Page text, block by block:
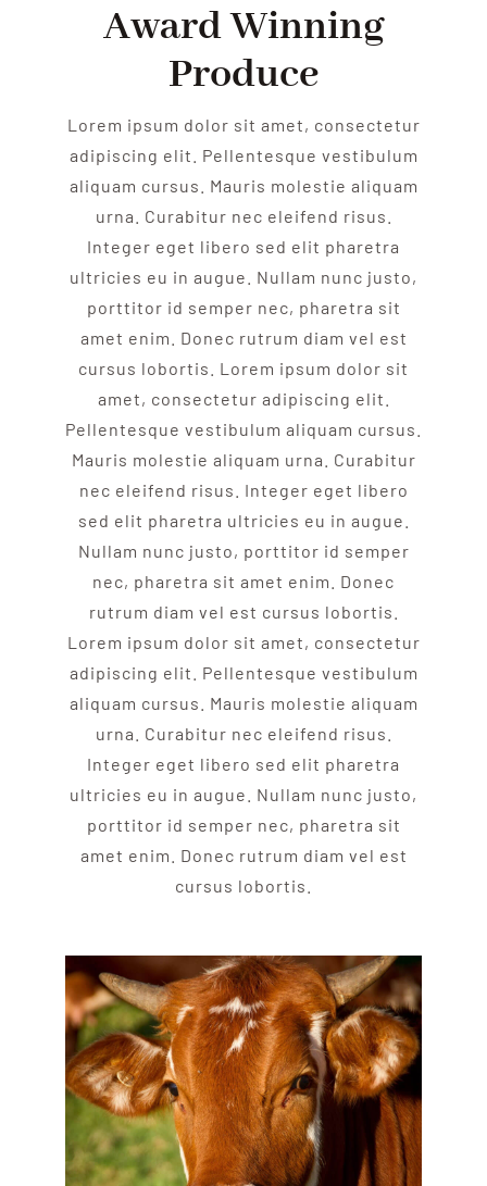
Award Winning
Produce
Lorem ipsum dolor sit amet, consectetur
adipiscing elit. Pellentesque vestibulum
aliquam cursus. Mauris molestie aliquam
urna. Curabitur nec eleifend risus.
Integer eget libero sed elit pharetra
ultricies eu in augue. Nullam nunc justo,
porttitor id semper nec, pharetra sit
amet enim. Donec rutrum diam vel est
cursus lobortis. Lorem ipsum dolor sit
amet, consectetur adipiscing elit.
Pellentesque vestibulum aliquam cursus.
Mauris molestie aliquam urna. Curabitur
nec eleifend risus. Integer eget libero
sed elit pharetra ultricies eu in augue.
Nullam nunc justo, porttitor id semper
nec, pharetra sit amet enim. Donec
rutrum diam vel est cursus lobortis.
Lorem ipsum dolor sit amet, consectetur
adipiscing elit. Pellentesque vestibulum
aliquam cursus. Mauris molestie aliquam
urna. Curabitur nec eleifend risus.
Integer eget libero sed elit pharetra
ultricies eu in augue. Nullam nunc justo,
porttitor id semper nec, pharetra sit
amet enim. Donec rutrum diam vel est
cursus lobortis.